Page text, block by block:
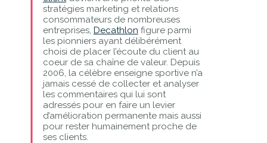
stratégies marketing et relations
consommateurs de nombreuses
entreprises, Decathlon figure parmi
les pionniers ayant délibérément
choisi de placer l’écoute du client au
coeur de sa chaîne de valeur. Depuis
2006, la célèbre enseigne sportive n’a
jamais cessé de collecter et analyser
les commentaires qui lui sont
adressés pour en faire un levier
d’amélioration permanente mais aussi
pour rester humainement proche de
ses clients.